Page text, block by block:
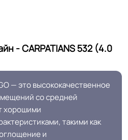
мкм
- CARPATIANS 532 (4.0
— это высококачественное
со средней
хорошими
такими как
и